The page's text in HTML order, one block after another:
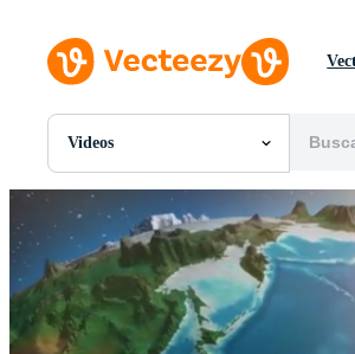
Videos
Todas Imágenes
PNGs
PSDs
SVGs
Plantillas
Vectores
Videos